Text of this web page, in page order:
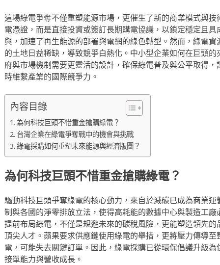
這場綠電爭奪不僅重塑能源市場，更催生了新的商業模式與
電憑證，而是直接投資或簽訂長期購電協議，以鎖定穩定且
與，加速了再生能源的部署與電網的綠色轉型。然而，綠電
的土地日益稀缺，導致競爭白熱化。中小型企業如何在巨頭
府與市場機制需要更靈活的設計，確保綠電普及與公平取得
時維繫產業的國際競爭力。
內容目錄
為何科技巨頭不惜重金搶購綠電？
台灣企業在綠電爭奪戰中的機會與挑戰
綠電採購如何重塑未來能源與經濟版圖？
為何科技巨頭不惜重金搶購綠電？
驅動科技巨頭爭奪綠電的核心動力，來自於減碳已成為商業
制與各國的淨零排放立法，使得高耗能的數據中心與製造工
提前布局綠電，不僅是規避未來的碳稅風險，更能塑造領先的
頂尖人才。蘋果要求供應鏈使用綠電的舉措，更將壓力傳導
電，可能失去關鍵訂單。因此，綠電採購已從環保倡議升級
接單能力與營收成長。